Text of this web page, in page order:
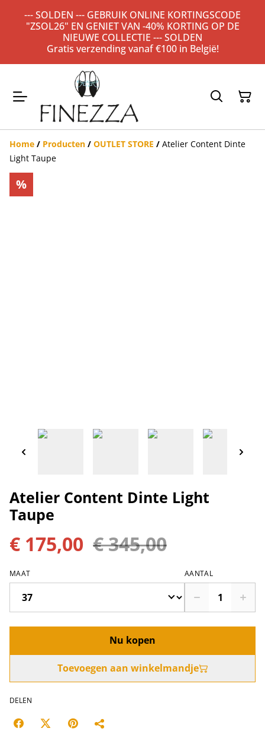
--- SOLDEN --- GEBRUIK ONLINE KORTINGSCODE
"ZSOL26" EN GENIET VAN -40% KORTING OP DE
NIEUWE COLLECTIE --- SOLDEN
Gratis verzending vanaf €100 in België!
Home / Producten / OUTLET STORE / Atelier Content Dinte
Light Taupe
%
Atelier Content Dinte Light
Taupe
€ 175,00 € 345,00
MAAT AANTAL
Nu kopen
Toevoegen aan winkelmandje
DELEN